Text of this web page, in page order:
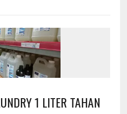
1 LITER TAHAN